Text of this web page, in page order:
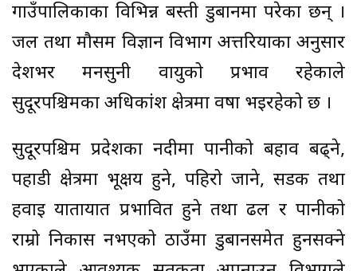
गाउँपालिकाका विभिन्न बस्ती डुबानमा परेका छन् ।
जल तथा मौसम विज्ञान विभाग अत्तरियाका अनुसार
देशभर मनसुनी वायुको प्रभाव रहेकाले
सुदूरपश्चिमका अधिकांश क्षेत्रमा वर्षा भइरहेको छ ।
सुदूरपश्चिम प्रदेशका नदीमा पानीको बहाव बढ्ने,
पहाडी क्षेत्रमा भूक्षय हुने, पहिरो जाने, सडक तथा
हवाई यातायात प्रभावित हुने तथा ढल र पानीको
राम्रो निकास नभएको ठाउँमा डुबानसमेत हुनसक्ने